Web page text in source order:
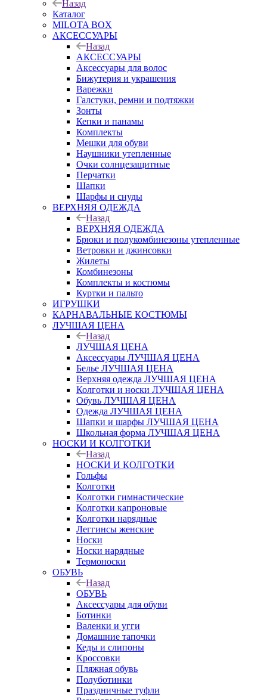
Назад
Каталог
MILOTA BOX
АКСЕССУАРЫ
Назад
АКСЕССУАРЫ
Аксессуары для волос
Бижутерия и украшения
Варежки
Галстуки, ремни и подтяжки
Зонты
Кепки и панамы
Комплекты
Мешки для обуви
Наушники утепленные
Очки солнцезащитные
Перчатки
Шапки
Шарфы и снуды
ВЕРХНЯЯ ОДЕЖДА
Назад
ВЕРХНЯЯ ОДЕЖДА
Брюки и полукомбинезоны утепленные
Ветровки и джинсовки
Жилеты
Комбинезоны
Комплекты и костюмы
Куртки и пальто
ИГРУШКИ
КАРНАВАЛЬНЫЕ КОСТЮМЫ
ЛУЧШАЯ ЦЕНА
Назад
ЛУЧШАЯ ЦЕНА
Аксессуары ЛУЧШАЯ ЦЕНА
Белье ЛУЧШАЯ ЦЕНА
Верхняя одежда ЛУЧШАЯ ЦЕНА
Колготки и носки ЛУЧШАЯ ЦЕНА
Обувь ЛУЧШАЯ ЦЕНА
Одежда ЛУЧШАЯ ЦЕНА
Шапки и шарфы ЛУЧШАЯ ЦЕНА
Школьная форма ЛУЧШАЯ ЦЕНА
НОСКИ И КОЛГОТКИ
Назад
НОСКИ И КОЛГОТКИ
Гольфы
Колготки
Колготки гимнастические
Колготки капроновые
Колготки нарядные
Леггинсы женские
Носки
Носки нарядные
Термоноски
ОБУВЬ
Назад
ОБУВЬ
Аксессуары для обуви
Ботинки
Валенки и угги
Домашние тапочки
Кеды и слипоны
Кроссовки
Пляжная обувь
Полуботинки
Праздничные туфли